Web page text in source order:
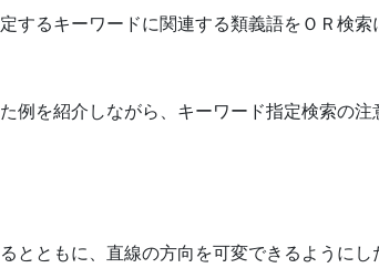
するキーワードに関連する類義語をＯＲ検索
例を紹介しながら、キーワード指定検索の注
とともに、直線の方向を可変できるようにし